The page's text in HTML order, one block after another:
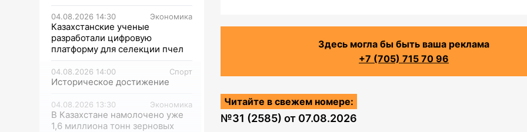
04.08.2026 14:30 Экономика
Казахстанские ученые
разработали цифровую
платформу для селекции пчел
04.08.2026 14:00 Спорт
Историческое достижение
04.08.2026 13:30 Экономика
В Казахстане намолочено уже
1,6 миллиона тонн зерновых
Здесь могла бы быть ваша реклама
+7 (705) 715 70 96
Читайте в свежем номере:
№31 (2585) от 07.08.2026